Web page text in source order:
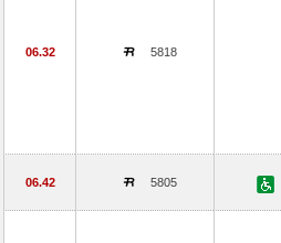
06.32 5818
06.42 5805